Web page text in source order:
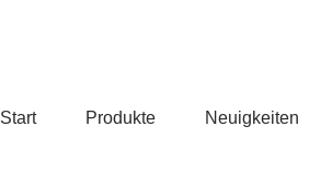
Start Produkte Neuigkeiten